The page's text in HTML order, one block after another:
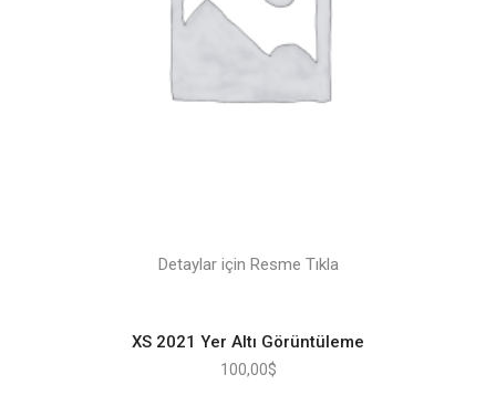
Detaylar için Resme Tıkla
XS 2021 Yer Altı Görüntüleme
100,00$